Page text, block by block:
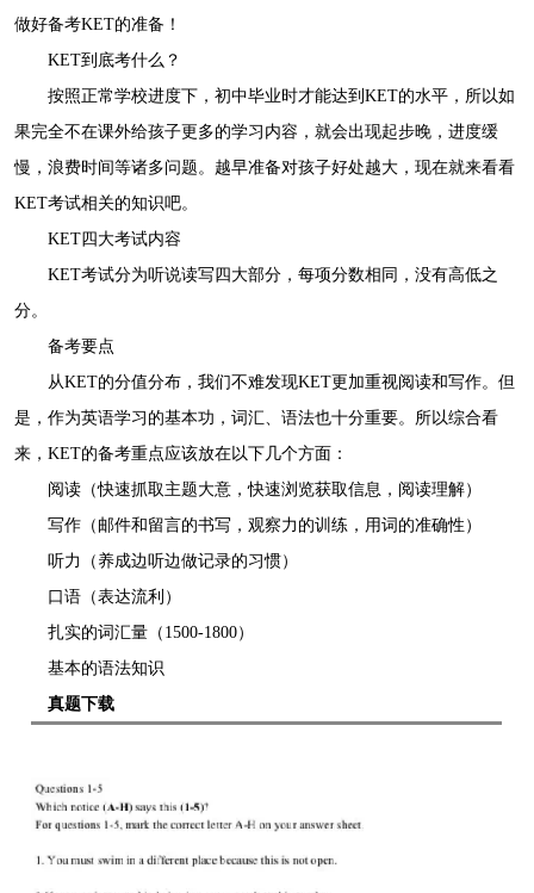
做好备考KET的准备！
KET到底考什么？
按照正常学校进度下，初中毕业时才能达到KET的水平，所以如
果完全不在课外给孩子更多的学习内容，就会出现起步晚，进度缓
慢，浪费时间等诸多问题。越早准备对孩子好处越大，现在就来看看
KET考试相关的知识吧。
KET四大考试内容
KET考试分为听说读写四大部分，每项分数相同，没有高低之
分。
备考要点
从KET的分值分布，我们不难发现KET更加重视阅读和写作。但
是，作为英语学习的基本功，词汇、语法也十分重要。所以综合看
来，KET的备考重点应该放在以下几个方面：
阅读（快速抓取主题大意，快速浏览获取信息，阅读理解）
写作（邮件和留言的书写，观察力的训练，用词的准确性）
听力（养成边听边做记录的习惯）
口语（表达流利）
扎实的词汇量（1500-1800）
基本的语法知识
真题下载